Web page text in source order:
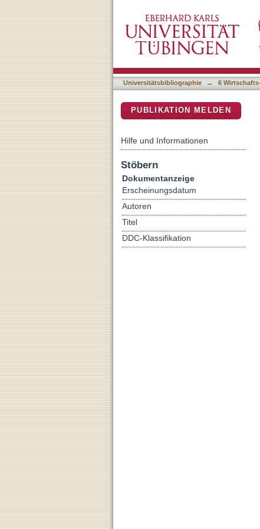
Auf dem Weg zur
Beispiel einer
Universitätsbibliographie → 6
PUBLIKATION MELDEN
Hilfe und Informationen
Stöbern
Dokumentanzeige
Erscheinungsdatum
Autoren
Titel
DDC-Klassifikation